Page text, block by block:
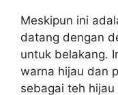
Meskipun ini
datang dengan
untuk belakang.
warna hijau dan
sebagai teh